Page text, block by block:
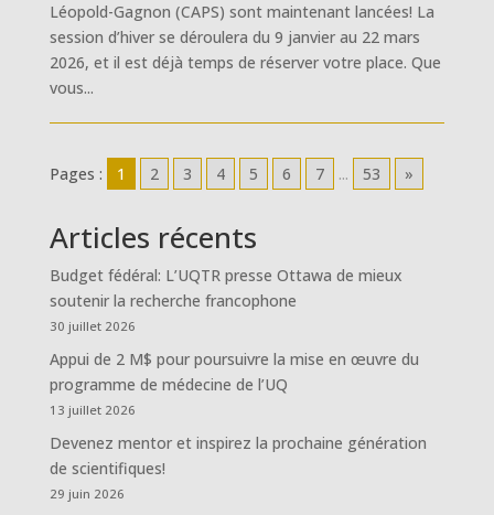
Léopold-Gagnon (CAPS) sont maintenant lancées! La
session d’hiver se déroulera du 9 janvier au 22 mars
2026, et il est déjà temps de réserver votre place. Que
vous...
Pages : 1 2 3 4 5 6 7 ... 53 »
Articles récents
Budget fédéral: L’UQTR presse Ottawa de mieux
soutenir la recherche francophone
30 juillet 2026
Appui de 2 M$ pour poursuivre la mise en œuvre du
programme de médecine de l’UQ
13 juillet 2026
Devenez mentor et inspirez la prochaine génération
de scientifiques!
29 juin 2026